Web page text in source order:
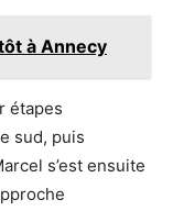
à Annecy
étapes
sud, puis
s’est ensuite